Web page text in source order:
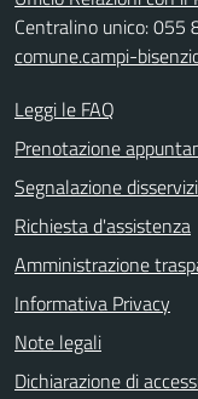
Centralino unico: 055
comune.campi-
Leggi le FAQ
Prenotazione
Segnalazione
Richiesta d'assistenza
Amministrazione
Informativa Privacy
Note legali
Dichiarazione di